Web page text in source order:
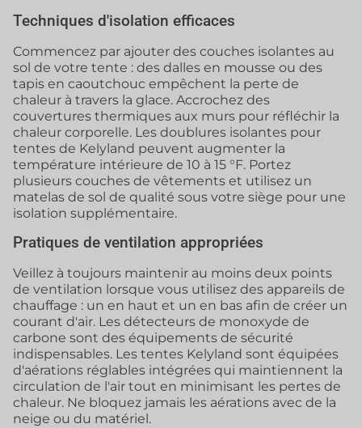
Techniques d'isolation efficaces
Commencez par ajouter des couches isolantes au
sol de votre tente : des dalles en mousse ou des
tapis en caoutchouc empêchent la perte de
chaleur à travers la glace. Accrochez des
couvertures thermiques aux murs pour réfléchir la
chaleur corporelle. Les doublures isolantes pour
tentes de Kelyland peuvent augmenter la
température intérieure de 10 à 15 °F. Portez
plusieurs couches de vêtements et utilisez un
matelas de sol de qualité sous votre siège pour une
isolation supplémentaire.
Pratiques de ventilation appropriées
Veillez à toujours maintenir au moins deux points
de ventilation lorsque vous utilisez des appareils de
chauffage : un en haut et un en bas afin de créer un
courant d'air. Les détecteurs de monoxyde de
carbone sont des équipements de sécurité
indispensables. Les tentes Kelyland sont équipées
d'aérations réglables intégrées qui maintiennent la
circulation de l'air tout en minimisant les pertes de
chaleur. Ne bloquez jamais les aérations avec de la
neige ou du matériel.